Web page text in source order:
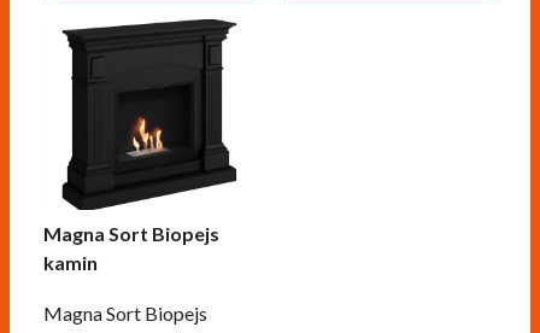
biopejs er en fantastisk
tilføjelse til ethvert
moderne hjem, hvor du
kan nyde den hyggelige
flamme uden besværet
med skorsten eller
vedligeholdelse. Det mini
Magna Sort Biopejs
kamin
Magna Sort Biopejs